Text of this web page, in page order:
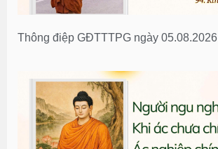
Thông điệp GĐTTTPG ngày 05.08.2026